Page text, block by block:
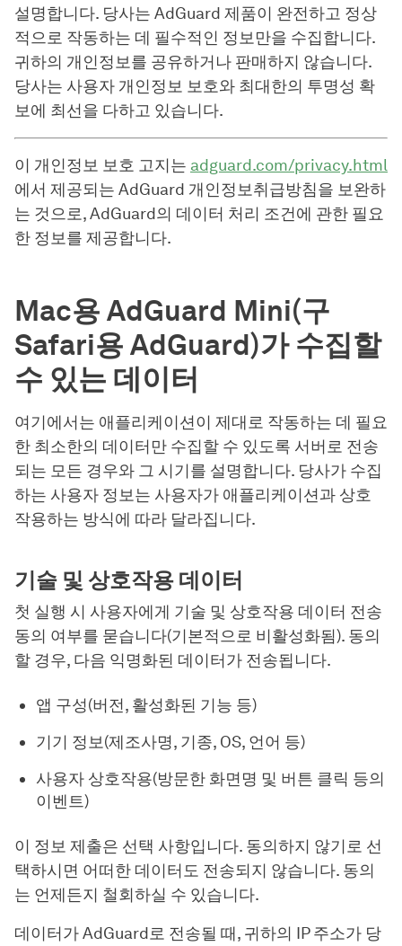
설명합니다. 당사는 AdGuard 제품이 완전하고 정상
적으로 작동하는 데 필수적인 정보만을 수집합니다.
귀하의 개인정보를 공유하거나 판매하지 않습니다.
당사는 사용자 개인정보 보호와 최대한의 투명성 확
보에 최선을 다하고 있습니다.
이 개인정보 보호 고지는 adguard.com/privacy.html
에서 제공되는 AdGuard 개인정보취급방침을 보완하
는 것으로, AdGuard의 데이터 처리 조건에 관한 필요
한 정보를 제공합니다.
Mac용 AdGuard Mini(구
Safari용 AdGuard)가 수집할
수 있는 데이터
여기에서는 애플리케이션이 제대로 작동하는 데 필요
한 최소한의 데이터만 수집할 수 있도록 서버로 전송
되는 모든 경우와 그 시기를 설명합니다. 당사가 수집
하는 사용자 정보는 사용자가 애플리케이션과 상호
작용하는 방식에 따라 달라집니다.
기술 및 상호작용 데이터
첫 실행 시 사용자에게 기술 및 상호작용 데이터 전송
동의 여부를 묻습니다(기본적으로 비활성화됨). 동의
할 경우, 다음 익명화된 데이터가 전송됩니다.
앱 구성(버전, 활성화된 기능 등)
기기 정보(제조사명, 기종, OS, 언어 등)
사용자 상호작용(방문한 화면명 및 버튼 클릭 등의
이벤트)
이 정보 제출은 선택 사항입니다. 동의하지 않기로 선
택하시면 어떠한 데이터도 전송되지 않습니다. 동의
는 언제든지 철회하실 수 있습니다.
데이터가 AdGuard로 전송될 때, 귀하의 IP 주소가 당